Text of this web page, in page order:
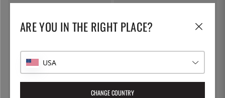
ARE YOU IN THE RIGHT PLACE?
USA
CHANGE COUNTRY